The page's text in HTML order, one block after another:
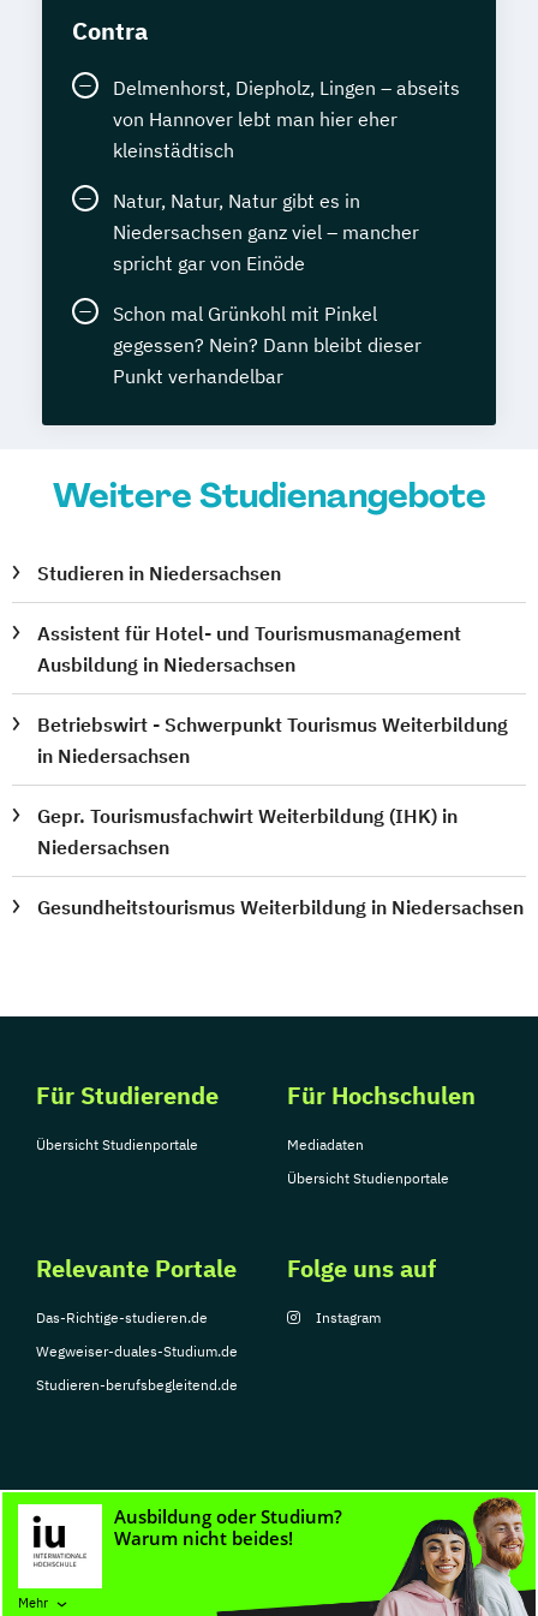
Mehr
Contra
Delmenhorst, Diepholz, Lingen – abseits
von Hannover lebt man hier eher
kleinstädtisch
Natur, Natur, Natur gibt es in
Niedersachsen ganz viel – mancher
spricht gar von Einöde
Schon mal Grünkohl mit Pinkel
gegessen? Nein? Dann bleibt dieser
Punkt verhandelbar
Weitere Studienangebote
Studieren in Niedersachsen
Assistent für Hotel- und Tourismusmanagement
Ausbildung in Niedersachsen
Betriebswirt - Schwerpunkt Tourismus Weiterbildung
in Niedersachsen
Gepr. Tourismusfachwirt Weiterbildung (IHK) in
Niedersachsen
Gesundheitstourismus Weiterbildung in Niedersachsen
Für Studierende
Übersicht Studienportale
Für Hochschulen
Mediadaten
Übersicht Studienportale
Relevante Portale
Das-Richtige-studieren.de
Wegweiser-duales-Studium.de
Studieren-berufsbegleitend.de
Folge uns auf
Instagram
© Copyright 2026, TarGroup Media GmbH
Nutzungsbedingungen